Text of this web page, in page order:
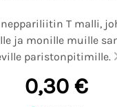
T malli,
ja monille muille
paristonpitimille.
0,30 €